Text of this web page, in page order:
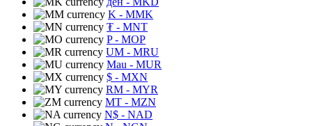
K - MMK
₮ - MNT
P- MOP
UM - MRU
Mau - MUR
$ - MXN
RM - MYR
MT - MZN
N$ - NAD